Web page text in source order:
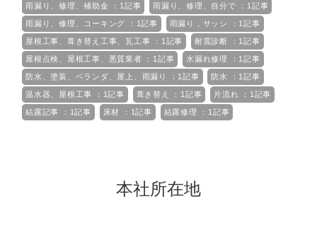
雨漏り、修理、補助金 ：1記事 雨漏り、修理、自分で ：1記事
雨漏り、修理、コーキング ：1記事 雨漏り，サッシ ：1記事
屋根工事、葺き替え工事、瓦工事 ：1記事 耐震診断 ：1記事
屋根点検、屋根工事、悪質業者 ：1記事 水漏れ修理 ：1記事
防水、塗装、ベランダ、屋上、雨漏り ：1記事 防水 ：1記事
温水器、屋根工事 ：1記事 葺き替え ：1記事 片流れ ：1記事
結露記事 ：1記事 床材 ：1記事 結露修理 ：1記事
本社所在地